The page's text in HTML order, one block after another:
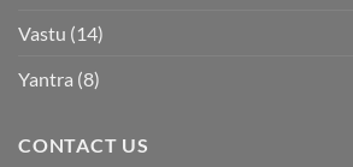
Vastu (14)
Yantra (8)
CONTACT US